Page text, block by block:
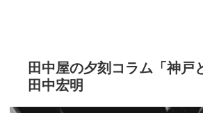
田中屋の夕刻コラム「神戸
田中宏明